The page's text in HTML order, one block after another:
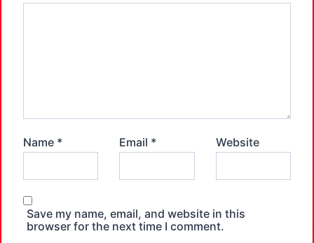
Name * Email * Website
Save my name, email, and website in this
browser for the next time I comment.